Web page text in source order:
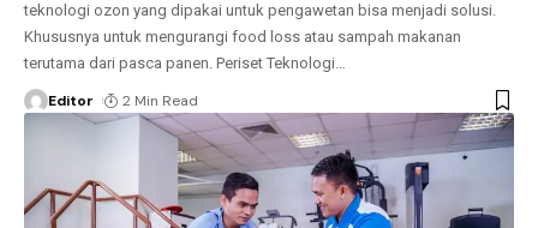
teknologi ozon yang dipakai untuk pengawetan bisa menjadi solusi.
Khususnya untuk mengurangi food loss atau sampah makanan
terutama dari pasca panen. Periset Teknologi…
Editor 2 Min Read